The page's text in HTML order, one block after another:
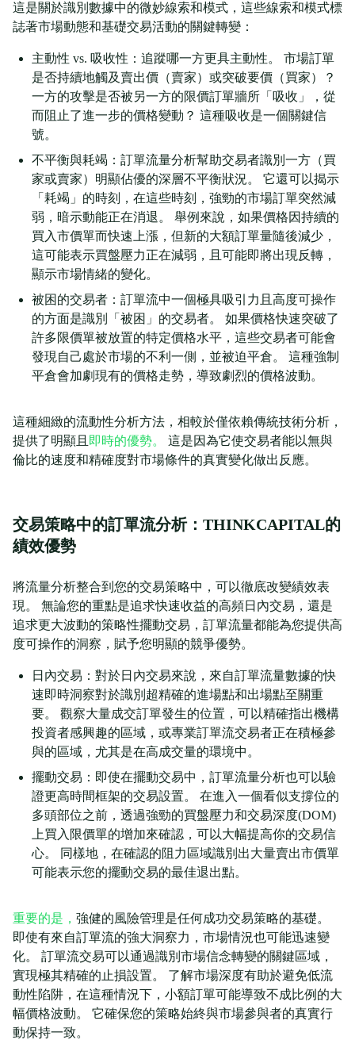
這是關於識別數據中的微妙線索和模式，這些線索和模式標
誌著市場動態和基礎交易活動的關鍵轉變：
主動性 vs. 吸收性：追蹤哪一方更具主動性。 市場訂單
是否持續地觸及賣出價（賣家）或突破要價（買家）？
一方的攻擊是否被另一方的限價訂單牆所「吸收」，從
而阻止了進一步的價格變動？ 這種吸收是一個關鍵信
號。
不平衡與耗竭：訂單流量分析幫助交易者識別一方（買
家或賣家）明顯佔優的深層不平衡狀況。 它還可以揭示
「耗竭」的時刻，在這些時刻，強勁的市場訂單突然減
弱，暗示動能正在消退。 舉例來說，如果價格因持續的
買入市價單而快速上漲，但新的大額訂單量隨後減少，
這可能表示買盤壓力正在減弱，且可能即將出現反轉，
顯示市場情緒的變化。
被困的交易者：訂單流中一個極具吸引力且高度可操作
的方面是識別「被困」的交易者。 如果價格快速突破了
許多限價單被放置的特定價格水平，這些交易者可能會
發現自己處於市場的不利一側，並被迫平倉。 這種強制
平倉會加劇現有的價格走勢，導致劇烈的價格波動。
這種細緻的流動性分析方法，相較於僅依賴傳統技術分析，
提供了明顯且 即時的優勢。
這是因為它使交易者能以無與
倫比的速度和精確度對市場條件的真實變化做出反應。
交易策略中的訂單流分析：THINKCAPITAL的
績效優勢
將流量分析整合到您的交易策略中，可以徹底改變績效表
現。 無論您的重點是追求快速收益的高頻日內交易，還是
追求更大波動的策略性擺動交易，訂單流量都能為您提供高
度可操作的洞察，賦予您明顯的競爭優勢。
日內交易：對於日內交易來說，來自訂單流量數據的快
速即時洞察對於識別超精確的進場點和出場點至關重
要。 觀察大量成交訂單發生的位置，可以精確指出機構
投資者感興趣的區域，或專業訂單流交易者正在積極參
與的區域，尤其是在高成交量的環境中。
擺動交易：即使在擺動交易中，訂單流量分析也可以驗
證更高時間框架的交易設置。 在進入一個看似支撐位的
多頭部位之前，透過強勁的買盤壓力和交易深度(DOM)
上買入限價單的增加來確認，可以大幅提高你的交易信
心。 同樣地，在確認的阻力區域識別出大量賣出市價單
可能表示您的擺動交易的最佳退出點。
重要的是， 強健的風險管理是任何成功交易策略的基礎。
即使有來自訂單流的強大洞察力，市場情況也可能迅速變
化。 訂單流交易可以通過識別市場信念轉變的關鍵區域，
實現極其精確的止損設置。 了解市場深度有助於避免低流
動性陷阱，在這種情況下，小額訂單可能導致不成比例的大
幅價格波動。 它確保您的策略始終與市場參與者的真實行
動保持一致。